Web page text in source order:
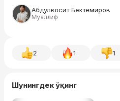
Абдулвосит Бектемиров
Муаллиф
2 1 1
Шунингдек ўқинг